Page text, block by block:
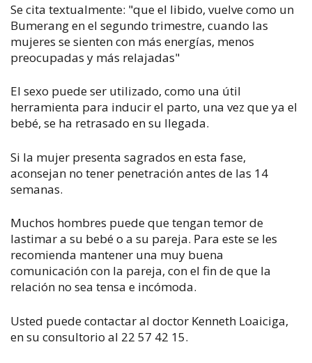
Se cita textualmente: "que el libido, vuelve como un
Bumerang en el segundo trimestre, cuando las
mujeres se sienten con más energías, menos
preocupadas y más relajadas"
El sexo puede ser utilizado, como una útil
herramienta para inducir el parto, una vez que ya el
bebé, se ha retrasado en su llegada.
Si la mujer presenta sagrados en esta fase,
aconsejan no tener penetración antes de las 14
semanas.
Muchos hombres puede que tengan temor de
lastimar a su bebé o a su pareja. Para este se les
recomienda mantener una muy buena
comunicación con la pareja, con el fin de que la
relación no sea tensa e incómoda.
Usted puede contactar al doctor Kenneth Loaiciga,
en su consultorio al 22 57 42 15.